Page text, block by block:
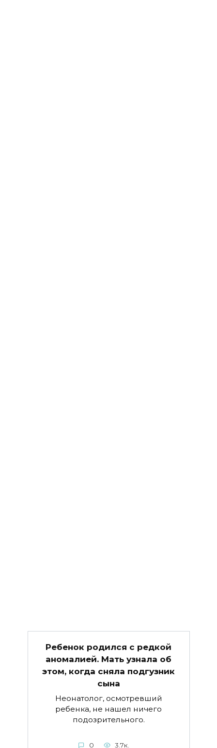
Ребенок родился с редкой
аномалией. Мать узнала об
этом, когда сняла подгузник
сына
Неонатолог, осмотревший
ребенка, не нашел ничего
подозрительного.
0 3.7к.